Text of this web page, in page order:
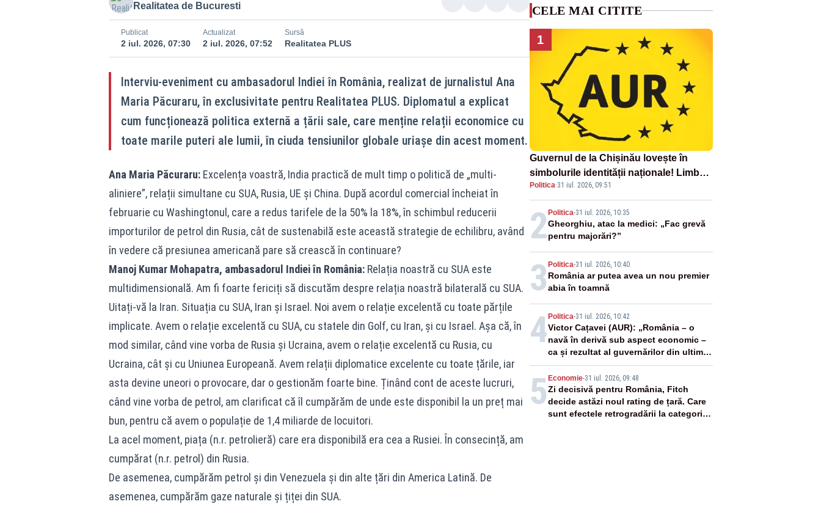
Realitatea de Bucuresti
Publicat
2 iul. 2026, 07:30
Actualizat
2 iul. 2026, 07:52
Sursă
Realitatea PLUS
Interviu-eveniment cu ambasadorul Indiei în România, realizat de jurnalistul Ana
Maria Păcuraru, în exclusivitate pentru Realitatea PLUS. Diplomatul a explicat
cum funcționează politica externă a țării sale, care menține relații economice cu
toate marile puteri ale lumii, în ciuda tensiunilor globale uriașe din acest moment.
Ana Maria Păcuraru:Excelența voastră, India practică de mult timp o politică de „multi-
aliniere”, relații simultane cu SUA, Rusia, UE și China. După acordul comercial încheiat în
februarie cu Washingtonul, care a redus tarifele de la 50% la 18%, în schimbul reducerii
importurilor de petrol din Rusia, cât de sustenabilă este această strategie de echilibru, având
în vedere că presiunea americană pare să crească în continuare?
Manoj Kumar Mohapatra, ambasadorul Indiei în România: Relația noastră cu SUA este
multidimensională. Am fi foarte fericiți să discutăm despre relația noastră bilaterală cu SUA.
Uitați-vă la Iran. Situația cu SUA, Iran și Israel. Noi avem o relație excelentă cu toate părțile
implicate. Avem o relație excelentă cu SUA, cu statele din Golf, cu Iran, și cu Israel. Așa că, în
mod similar, când vine vorba de Rusia și Ucraina, avem o relație excelentă cu Rusia, cu
Ucraina, cât și cu Uniunea Europeană. Avem relații diplomatice excelente cu toate țările, iar
asta devine uneori o provocare, dar o gestionăm foarte bine. Ținând cont de aceste lucruri,
când vine vorba de petrol, am clarificat că îl cumpărăm de unde este disponibil la un preț mai
bun, pentru că avem o populație de 1,4 miliarde de locuitori.
La acel moment, piața (n.r. petrolieră) care era disponibilă era cea a Rusiei. În consecință, am
cumpărat (n.r. petrol) din Rusia.
De asemenea, cumpărăm petrol și din Venezuela și din alte țări din America Latină. De
asemenea, cumpărăm gaze naturale și țiței din SUA.
CELE MAI CITITE
1
Guvernul de la Chișinău lovește în
simbolurile identității naționale! Limba
română nu se economisește! Limba
română se sărbătorește!
Politica·31 iul. 2026, 09:51
2 Politica-31 iul. 2026, 10:35
Gheorghiu, atac la medici: „Fac grevă
pentru majorări?”
3 Politica-31 iul. 2026, 10:40
România ar putea avea un nou premier
abia în toamnă
4 Politica-31 iul. 2026, 10:42
Victor Cațavei (AUR): „România – o
navă în derivă sub aspect economic –
ca și rezultat al guvernărilor din ultimii
36 de ani”
5 Economie-31 iul. 2026, 09:48
Zi decisivă pentru România, Fitch
decide astăzi noul rating de țară. Care
sunt efectele retrogradării la categoria